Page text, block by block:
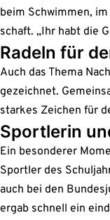
beim Schwim­men,
schaft. „Ihr habt die
Radeln für
Auch das The­ma
ge­zeich­net.
star­kes Zei­chen für
Sport­le­rin
Ein beson­de­rer
Sport­ler des
auch bei den
ergab schnell ein